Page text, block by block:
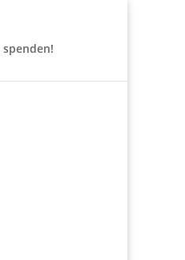
spenden!